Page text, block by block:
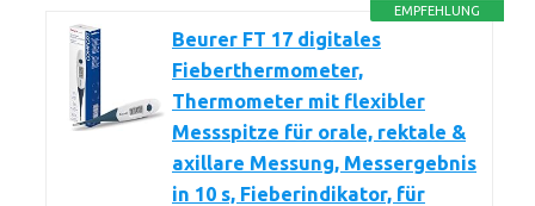
EMPFEHLUNG
Beurer FT 17 digitales
Fieberthermometer,
Thermometer mit flexibler
Messspitze für orale, rektale &
axillare Messung, Messergebnis
in 10 s, Fieberindikator, für